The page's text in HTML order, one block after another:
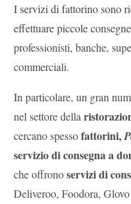
I servizi di fattorino sono
effettuare piccole
professionisti, banche,
commerciali.
In particolare, un gran
nel settore della
cercano spessofattorini,
servizio di consegna a
che offronoservizi di
Deliveroo, Foodora,